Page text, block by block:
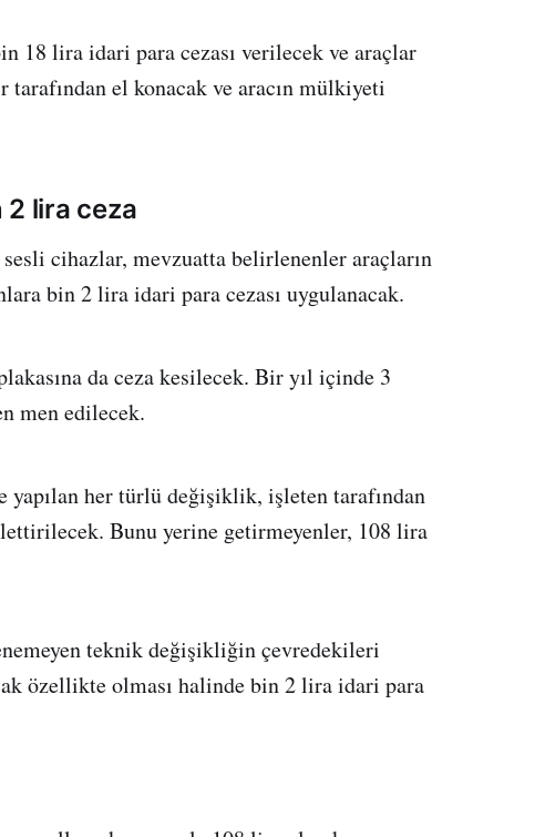
18 lira idari para cezası verilecek ve araçlar
el konacak ve aracın mülkiyeti
lira ceza
sesli cihazlar, mevzuatta belirlenenler araçların
bin 2 lira idari para cezası uygulanacak.
da ceza kesilecek. Bir yıl içinde 3
men edilecek.
her türlü değişiklik, işleten tarafından
Bunu yerine getirmeyenler, 108 lira
teknik değişikliğin çevredekileri
özellikte olması halinde bin 2 lira idari para